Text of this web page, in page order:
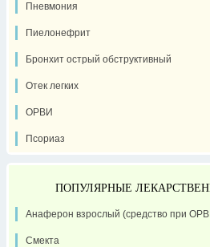
Пневмония
Пиелонефрит
Бронхит острый обструктивный
Отек легких
ОРВИ
Псориаз
ПОПУЛЯРНЫЕ
Анаферон взрослый (средство при
Смекта